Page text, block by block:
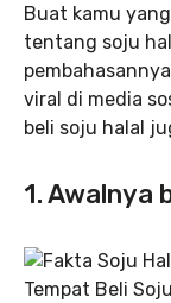
Buat kamu
tentang soju
viral di media
beli soju halal
1. Awalnya